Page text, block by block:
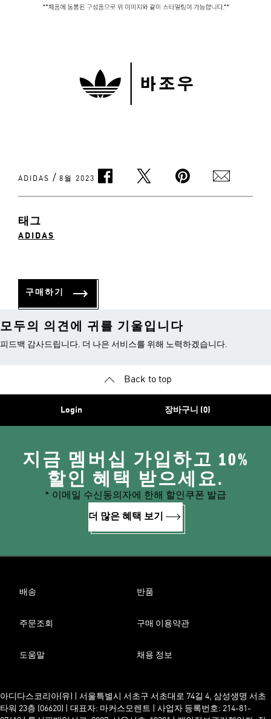
ADIDAS / 8월 2023
태그
ADIDAS
구매하기
모두의 의견에 귀를 기울입니다
피드백 감사드립니다. 더 나은 서비스를 위해 노력하겠습니다.
Back to top
Login 장바구니 (0)
지금 멤버십 가입하고 10%
할인 혜택 받으세요.
* 이메일 수신동의자에 한해 할인쿠폰 발급
더 많은 혜택 보기
배송 반품
주문조회 구매 이용약관
도움말 채용 정보
아디다스코리아(유) | 서울특별시 서초구 서초대로 74길 4, 삼성생명 서초
타워 23층 (06620) | 대표자: 마커스모렌트 | 사업자 등록번호: 214-81-